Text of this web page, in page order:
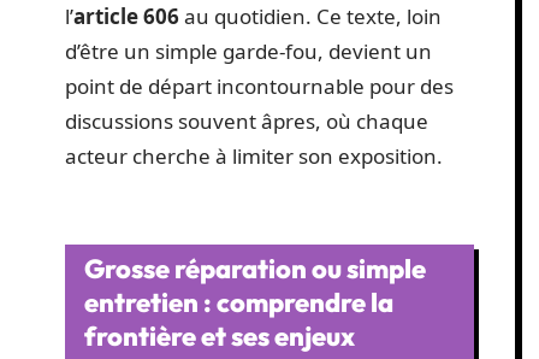
l’article 606au quotidien. Ce texte, loin
d’être un simple garde-fou, devient un
point de départ incontournable pour des
discussions souvent âpres, où chaque
acteur cherche à limiter son exposition.
Grosse réparation ou simple
entretien : comprendre la
frontière et ses enjeux